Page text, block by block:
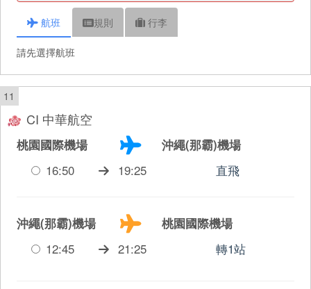
航班 規則 行李
請先選擇航班
11
CI 中華航空
桃園國際機場
沖繩(那霸)機場
16:50
19:25 直飛
沖繩(那霸)機場
桃園國際機場
12:45
21:25 轉1站